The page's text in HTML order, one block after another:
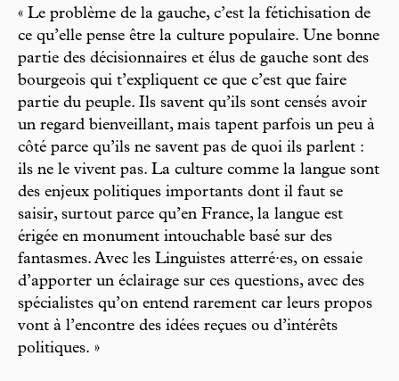
« Le problème de la gauche, c’est la fétichisation de
ce qu’elle pense être la culture populaire. Une bonne
partie des décisionnaires et élus de gauche sont des
bourgeois qui t’expliquent ce que c’est que faire
partie du peuple. Ils savent qu’ils sont censés avoir
un regard bienveillant, mais tapent parfois un peu à
côté parce qu’ils ne savent pas de quoi ils parlent :
ils ne le vivent pas. La culture comme la langue sont
des enjeux politiques importants dont il faut se
saisir, surtout parce qu’en France, la langue est
érigée en monument intouchable basé sur des
fantasmes. Avec les Linguistes atterré·es, on essaie
d’apporter un éclairage sur ces questions, avec des
spécialistes qu’on entend rarement car leurs propos
vont à l’encontre des idées reçues ou d’intérêts
politiques. »